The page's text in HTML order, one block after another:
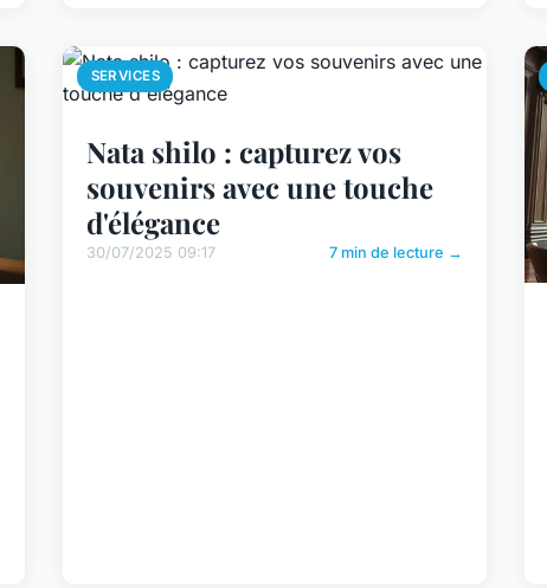
SERVICES
Nata shilo : capturez vos
souvenirs avec une touche
d'élégance
30/07/2025 09:17 7 min de lecture →